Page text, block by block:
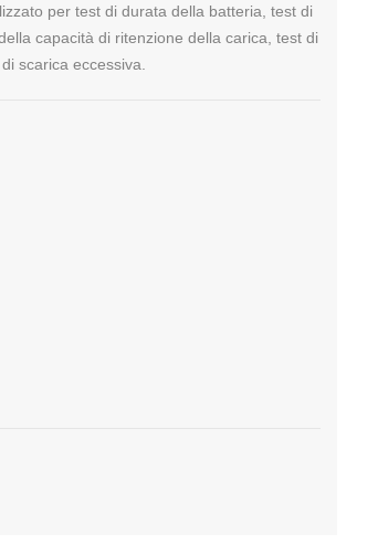
per test di durata della batteria, test di
capacità di ritenzione della carica, test di
scarica eccessiva.